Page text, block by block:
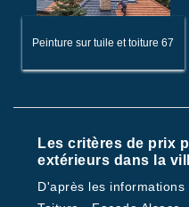
Peinture sur tuile et toiture 67
Les critères de prix
extérieurs dans la
D'après les